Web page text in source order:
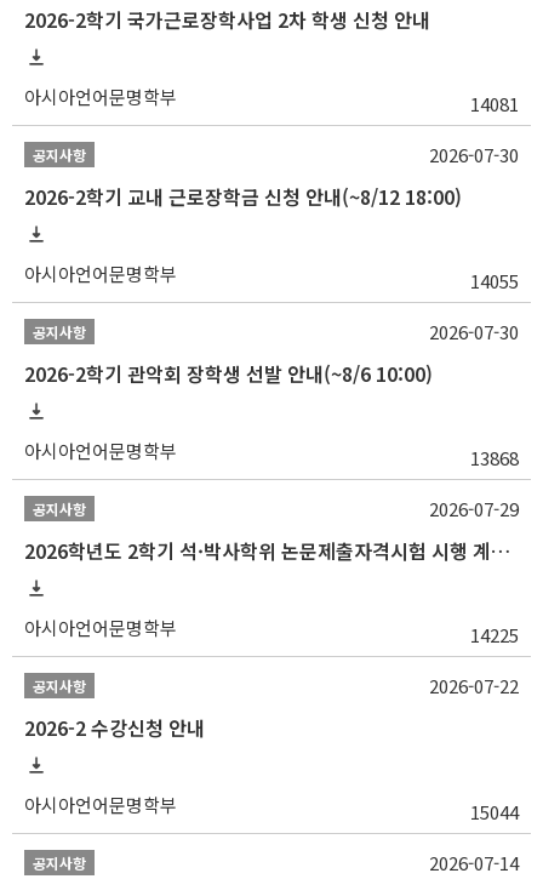
2026-2학기 국가근로장학사업 2차 학생 신청 안내
아시아언어문명학부 14081
공지사항
2026-2학기 교내 근로장학금 신청 안내(~8/12 18:00)
아시아언어문명학부 14055
2026-07-30
공지사항
2026-2학기 관악회 장학생 선발 안내(~8/6 10:00)
아시아언어문명학부 13868
2026-07-30
공지사항
2026학년도 2학기 석·박사학위 논문제출자격시험 시행 계획 공고
아시아언어문명학부 14225
2026-07-29
공지사항
2026-2 수강신청 안내
아시아언어문명학부 15044
2026-07-22
공지사항 2026-07-14